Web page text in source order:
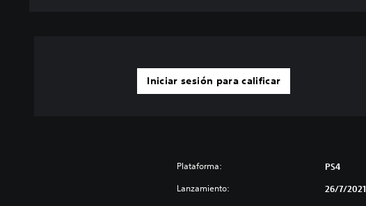
Iniciar sesión para calificar
Plataforma: PS4
Lanzamiento: 26/7/2021